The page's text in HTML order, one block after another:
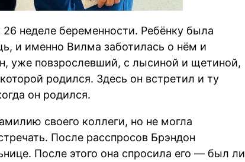
неделе беременности. Ребёнку была
и именно Вилма заботилась о нём и
уже повзрослевший, с лысиной и щетиной,
родился. Здесь он встретил и ту
он родился.
своего коллеги, но не могла
После расспросов Брэндон
После этого она спросила его — был ли